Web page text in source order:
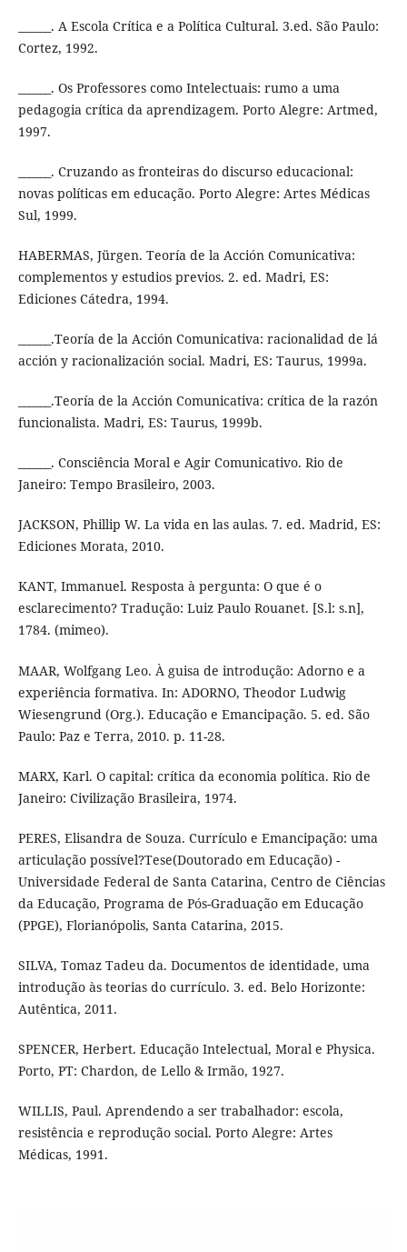
______. A Escola Crítica e a Política Cultural. 3.ed. São Paulo:
Cortez, 1992.
______. Os Professores como Intelectuais: rumo a uma
pedagogia crítica da aprendizagem. Porto Alegre: Artmed,
1997.
______. Cruzando as fronteiras do discurso educacional:
novas políticas em educação. Porto Alegre: Artes Médicas
Sul, 1999.
HABERMAS, Jürgen. Teoría de la Acción Comunicativa:
complementos y estudios previos. 2. ed. Madri, ES:
Ediciones Cátedra, 1994.
______.Teoría de la Acción Comunicativa: racionalidad de lá
acción y racionalización social. Madri, ES: Taurus, 1999a.
______.Teoría de la Acción Comunicativa: crítica de la razón
funcionalista. Madri, ES: Taurus, 1999b.
______. Consciência Moral e Agir Comunicativo. Rio de
Janeiro: Tempo Brasileiro, 2003.
JACKSON, Phillip W. La vida en las aulas. 7. ed. Madrid, ES:
Ediciones Morata, 2010.
KANT, Immanuel. Resposta à pergunta: O que é o
esclarecimento? Tradução: Luiz Paulo Rouanet. [S.l: s.n],
1784. (mimeo).
MAAR, Wolfgang Leo. À guisa de introdução: Adorno e a
experiência formativa. In: ADORNO, Theodor Ludwig
Wiesengrund (Org.). Educação e Emancipação. 5. ed. São
Paulo: Paz e Terra, 2010. p. 11-28.
MARX, Karl. O capital: crítica da economia política. Rio de
Janeiro: Civilização Brasileira, 1974.
PERES, Elisandra de Souza. Currículo e Emancipação: uma
articulação possível?Tese(Doutorado em Educação) -
Universidade Federal de Santa Catarina, Centro de Ciências
da Educação, Programa de Pós-Graduação em Educação
(PPGE), Florianópolis, Santa Catarina, 2015.
SILVA, Tomaz Tadeu da. Documentos de identidade, uma
introdução às teorias do currículo. 3. ed. Belo Horizonte:
Autêntica, 2011.
SPENCER, Herbert. Educação Intelectual, Moral e Physica.
Porto, PT: Chardon, de Lello & Irmão, 1927.
WILLIS, Paul. Aprendendo a ser trabalhador: escola,
resistência e reprodução social. Porto Alegre: Artes
Médicas, 1991.